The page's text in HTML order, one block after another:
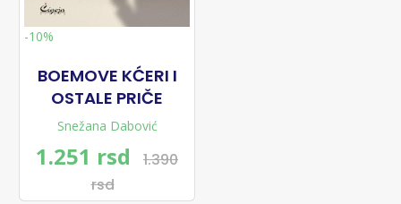
-10%
BOEMOVE KĆERI I
OSTALE PRIČE
Snežana Dabović
1.251 rsd
1.390
rsd